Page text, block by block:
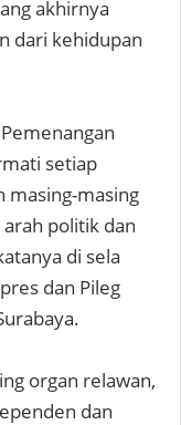
akhirnya
dari kehidupan
setiap
masing-masing
politik dan
di sela
dan Pileg
organ relawan,
dan